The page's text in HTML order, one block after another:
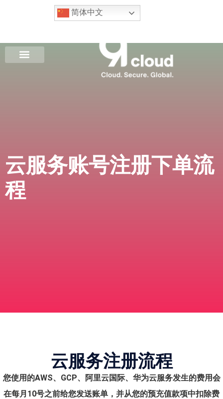
简体中文
云服务账号注册下单流
程
云服务注册流程
您使用的AWS、GCP、阿里云国际、华为云服务发生的费用会
在每月10号之前给您发送账单，并从您的预充值款项中扣除费